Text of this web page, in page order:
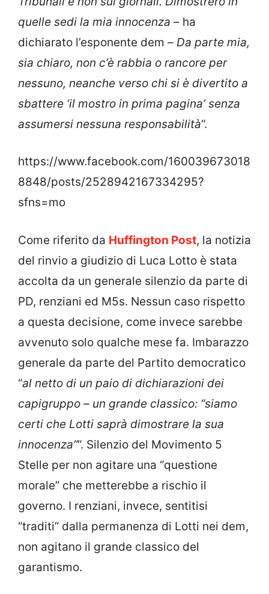
quelle sedi la mia innocenza – ha
dichiarato l’esponente dem – Da parte mia,
sia chiaro, non c’è rabbia o rancore per
nessuno, neanche verso chi si è divertito a
sbattere ‘il mostro in prima pagina’ senza
assumersi nessuna responsabilità“.
https://www.facebook.com/160039673018
8848/posts/2528942167334295?
sfns=mo
Come riferito da Huffington Post, la notizia
del rinvio a giudizio di Luca Lotto è stata
accolta da un generale silenzio da parte di
PD, renziani ed M5s. Nessun caso rispetto
a questa decisione, come invece sarebbe
avvenuto solo qualche mese fa. Imbarazzo
generale da parte del Partito democratico
“al netto di un paio di dichiarazioni dei
capigruppo – un grande classico: “siamo
certi che Lotti saprà dimostrare la sua
innocenza”“. Silenzio del Movimento 5
Stelle per non agitare una “questione
morale” che metterebbe a rischio il
governo. I renziani, invece, sentitisi
“traditi” dalla permanenza di Lotti nei dem,
non agitano il grande classico del
garantismo.